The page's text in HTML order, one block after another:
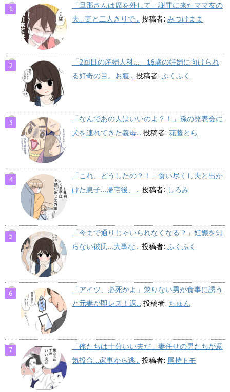
「旦那さんは席を外して」謝罪に来たママ友の
夫…妻と二人きりで... 投稿者: みつけまま
「2回目の産婦人科…」16歳の妊婦に向けられ
る好奇の目。お腹... 投稿者: ふくふく
「なんであの人はいいのよ？！」孫の発表会に
犬を連れてきた義母... 投稿者: 花藤とら
「これ、どうしたの？！」食い尽くし夫と出か
けた息子…帰宅後、... 投稿者: しろみ
「今まで通りじゃいられなくなる？」妊娠を知
らない彼氏…大事な... 投稿者: ふくふく
「アイツ、必死かよ」懲りない男が食事に誘う
と元妻が即レス！返... 投稿者: ちゅん
「俺たちは十分いい夫だ」妻任せの男たちが意
気投合…家事から逃... 投稿者: 尾持トモ